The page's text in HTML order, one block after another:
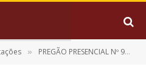
» PREGÃO PRESENCIAL Nº 9/2017-017-SRP